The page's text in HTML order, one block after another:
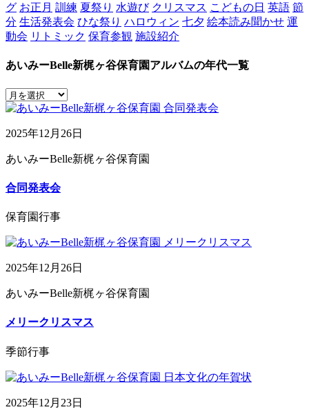
グ お正月 訓練 夏祭り 水遊び クリスマス こどもの日 英語 節
分 生活発表会 ひな祭り ハロウィン 七夕 絵本読み聞かせ 運
動会 リトミック 保育参観 施設紹介
あいみーBelle新梶ヶ谷保育園アルバムの年代一覧
2025年12月26日
あいみーBelle新梶ヶ谷保育園
合同発表会
保育園行事
2025年12月26日
あいみーBelle新梶ヶ谷保育園
メリークリスマス
季節行事
2025年12月23日